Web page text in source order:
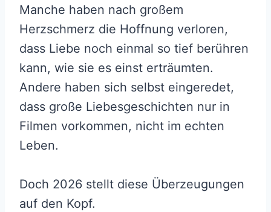
Manche haben nach großem
Herzschmerz die Hoffnung verloren,
dass Liebe noch einmal so tief berühren
kann, wie sie es einst erträumten.
Andere haben sich selbst eingeredet,
dass große Liebesgeschichten nur in
Filmen vorkommen, nicht im echten
Leben.
Doch 2026 stellt diese Überzeugungen
auf den Kopf.